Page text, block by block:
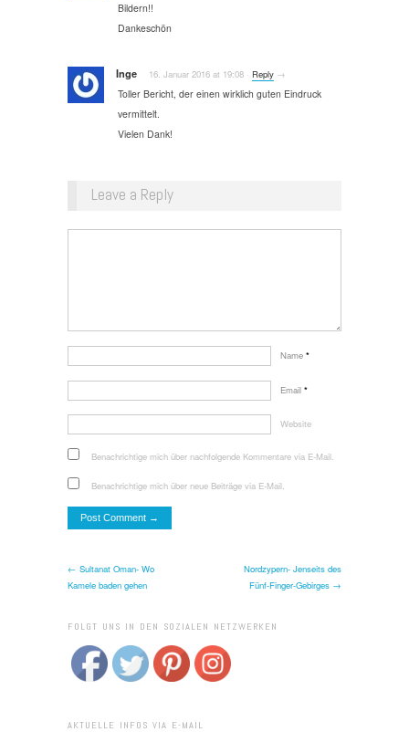
Bildern!!
Dankeschön
Inge 16. Januar 2016 at 19:08 · Reply →
Toller Bericht, der einen wirklich guten Eindruck
vermittelt.
Vielen Dank!
Leave a Reply
Name *
Email *
Website
Benachrichtige mich über nachfolgende Kommentare via E-Mail.
Benachrichtige mich über neue Beiträge via E-Mail.
← Sultanat Oman- Wo
Kamele baden gehen
Nordzypern- Jenseits des
Fünf-Finger-Gebirges →
FOLGT UNS IN DEN SOZIALEN NETZWERKEN
AKTUELLE INFOS VIA E-MAIL